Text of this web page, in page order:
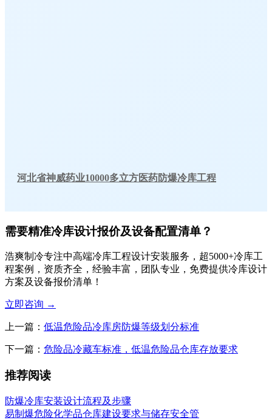
河北省神威药业10000多立方医药防爆冷库工程
需要精准冷库设计报价及设备配置清单？
浩爽制冷专注中高端冷库工程设计安装服务，超5000+冷库工
程案例，资质齐全，经验丰富，团队专业，免费提供冷库设计
方案及设备报价清单！
立即咨询 →
上一篇： 低温危险品冷库房防爆等级划分标准
下一篇： 危险品冷藏车标准，低温危险品仓库存放要求
推荐阅读
防爆冷库安装设计流程及步骤
易制爆危险化学品仓库建设要求与储存安全管